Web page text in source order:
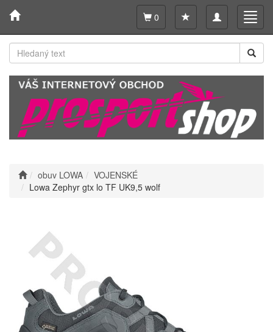
Toggle
navigation
0
obuv LOWA
VOJENSKÉ
Lowa Zephyr gtx lo TF UK9,5 wolf